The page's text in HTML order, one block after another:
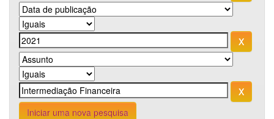
Iniciar uma nova pesquisa